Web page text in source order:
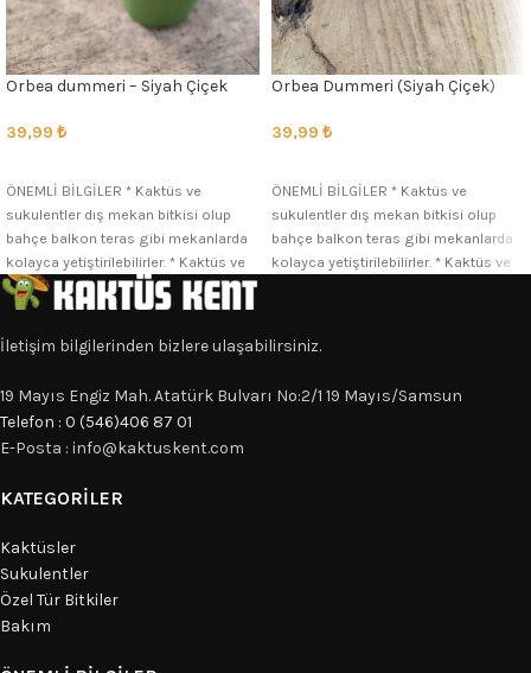
Orbea dummeri – Siyah Çiçek
39,99 ₺
ÖNEMLİ BİLGİLER * Kaktüs ve
sukulentler dış mekan bitkisi olup
bahçe balkon teras gibi mekanlarda
kolayca yetiştirilebilirler. * Kaktüs ve
Orbea Dummeri (Siyah Çiçek)
39,99 ₺
ÖNEMLİ BİLGİLER * Kaktüs ve
sukulentler dış mekan bitkisi olup
bahçe balkon teras gibi mekanlarda
kolayca yetiştirilebilirler. * Kaktüs ve
İletişim bilgilerinden bizlere ulaşabilirsiniz.
19 Mayıs Engiz Mah. Atatürk Bulvarı No:2/1 19 Mayıs/Samsun
Telefon : 0 (546)406 87 01
E-Posta : info@kaktuskent.com
KATEGORILER
Kaktüsler
Sukulentler
Özel Tür Bitkiler
Bakım